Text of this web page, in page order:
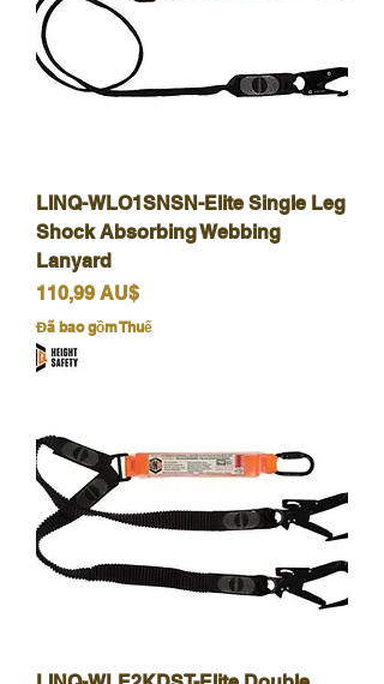
LINQ-WLO1SNSN-Elite Single Leg
Shock Absorbing Webbing
Lanyard
Giá
110,99 AU$
Đã bao gồm Thuế